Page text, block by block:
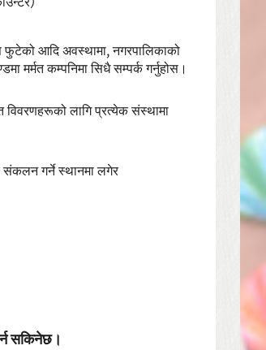
फुटेको आदि अवस्थामा, नगरपालिकाको
मर्मत कम्पनिमा सिधै सम्पर्क गर्नुहोस।
लागि प्रत्येक संस्थामा
संकलन गर्ने स्थानमा लगेर
सकिनेछ।